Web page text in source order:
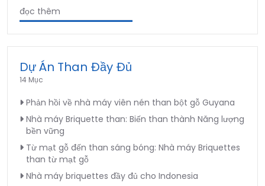
đọc thêm
Dự Án Than Đầy Đủ
14 Mục
Phản hồi về nhà máy viên nén than bột gỗ Guyana
Nhà máy Briquette than: Biến than thành Năng lượng
bền vững
Từ mạt gỗ đến than sáng bóng: Nhà máy Briquettes
than từ mạt gỗ
Nhà máy briquettes đầy đủ cho Indonesia